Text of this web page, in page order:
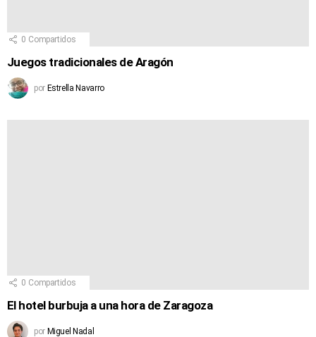
0 Compartidos
Juegos tradicionales de Aragón
por Estrella Navarro
0 Compartidos
El hotel burbuja a una hora de Zaragoza
por Miguel Nadal